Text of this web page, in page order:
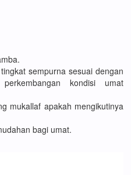
sempurna sesuai dengan
kondisi umat
mukallaf apakah mengikutinya
bagi umat.